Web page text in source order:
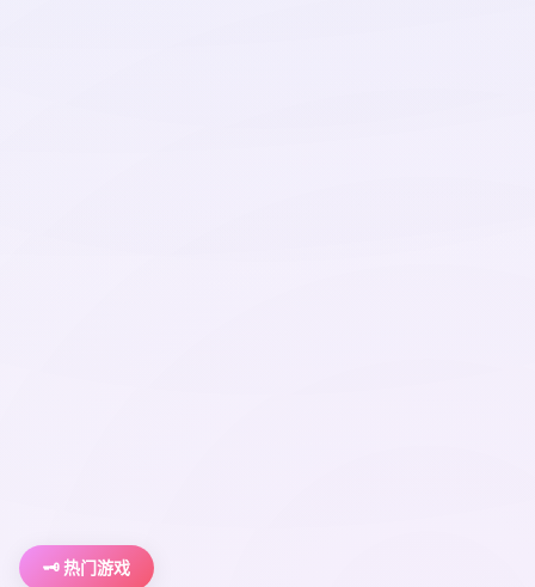
🗝️ 热门游戏